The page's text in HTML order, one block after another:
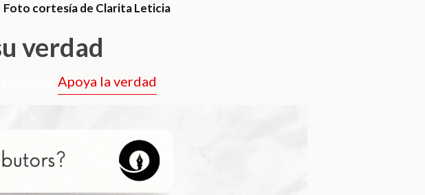
Foto cortesía de Clarita Leticia
verdad
Apoya la verdad